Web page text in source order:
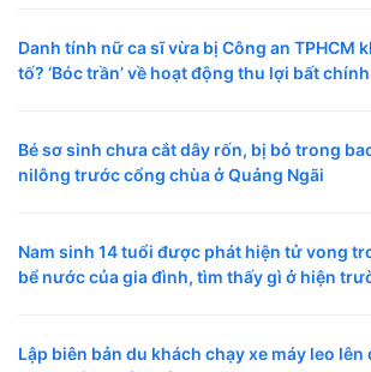
Danh tính nữ ca sĩ vừa bị Công an TPHCM
tố? ‘Bóc trần’ về hoạt động thu lợi bất
Bé sơ sinh chưa cắt dây rốn, bị bỏ trong
nilông trước cổng chùa ở Quảng Ngãi
Nam sinh 14 tuổi được phát hiện tử vong
bể nước của gia đình, tìm thấy gì ở hiện
Lập biên bản du khách chạy xe máy leo lên